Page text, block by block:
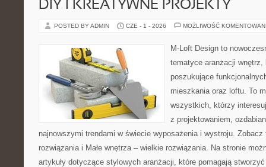
DIY I KREATYWNE PROJEKTY
POSTED BY ADMIN CZE - 1 - 2026 MOŻLIWOŚĆ
M-Loft Design to
tematyce aranżacji
poszukujące
mieszkania oraz loftu. To
wszystkich, którzy
z projektowaniem,
najnowszymi trendami w świecie wyposażenia i wystroju. Zobacz
rozwiązania i Małe wnętrza – wielkie rozwiązania. Na stronie
artykuły dotyczące stylowych aranżacji, które pomagają